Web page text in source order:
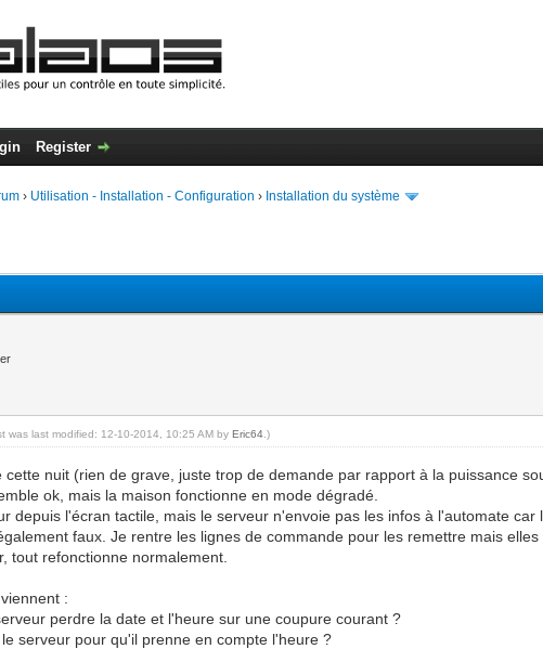
Register
› Utilisation - Installation - Configuration › Installation du système
was last modified: 12-10-2014, 10:25 AM byEric64 .)
nuit (rien de grave, juste trop de demande par rapport à la puissance
ok, mais la maison fonctionne en mode dégradé.
depuis l'écran tactile, mais le serveur n'envoie pas les infos à l'automate
faux. Je rentre les lignes de commande pour les remettre mais elles
tout refonctionne normalement.
:
perdre la date et l'heure sur une coupure courant ?
serveur pour qu'il prenne en compte l'heure ?